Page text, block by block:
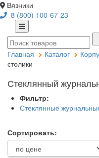
Вязники
8 (800) 100-67-23
Главная Каталог
столики
Стеклянный
Фильтр:
Стеклянные
Сортировать: